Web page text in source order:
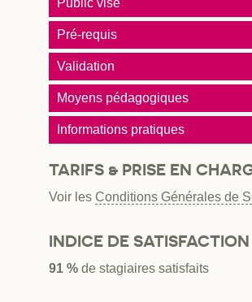
Public visé
Pré-requis
Validation
Moyens pédagogiques
Informations pratiques
TARIFS & PRISE EN
Voir les Conditions Générales de
INDICE DE SATISFACTION
91 % de stagiaires satisfaits